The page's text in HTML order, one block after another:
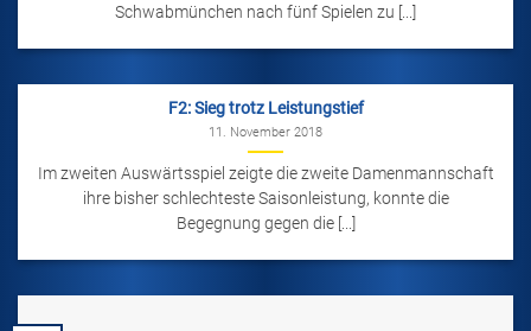
Schwabmünchen nach fünf Spielen zu [...]
F2: Sieg trotz Leistungstief
11. November 2018
Im zweiten Auswärtsspiel zeigte die zweite Damenmannschaft
ihre bisher schlechteste Saisonleistung, konnte die
Begegnung gegen die [...]